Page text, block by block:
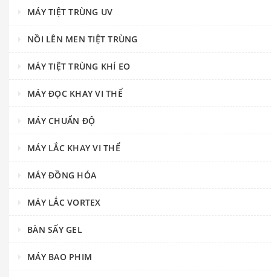
MÁY TIỆT TRÙNG UV
NỒI LÊN MEN TIỆT TRÙNG
MÁY TIỆT TRÙNG KHÍ EO
MÁY ĐỌC KHAY VI THỂ
MÁY CHUẨN ĐỘ
MÁY LẮC KHAY VI THỂ
MÁY ĐỒNG HÓA
MÁY LẮC VORTEX
BÀN SẤY GEL
MÁY BAO PHIM